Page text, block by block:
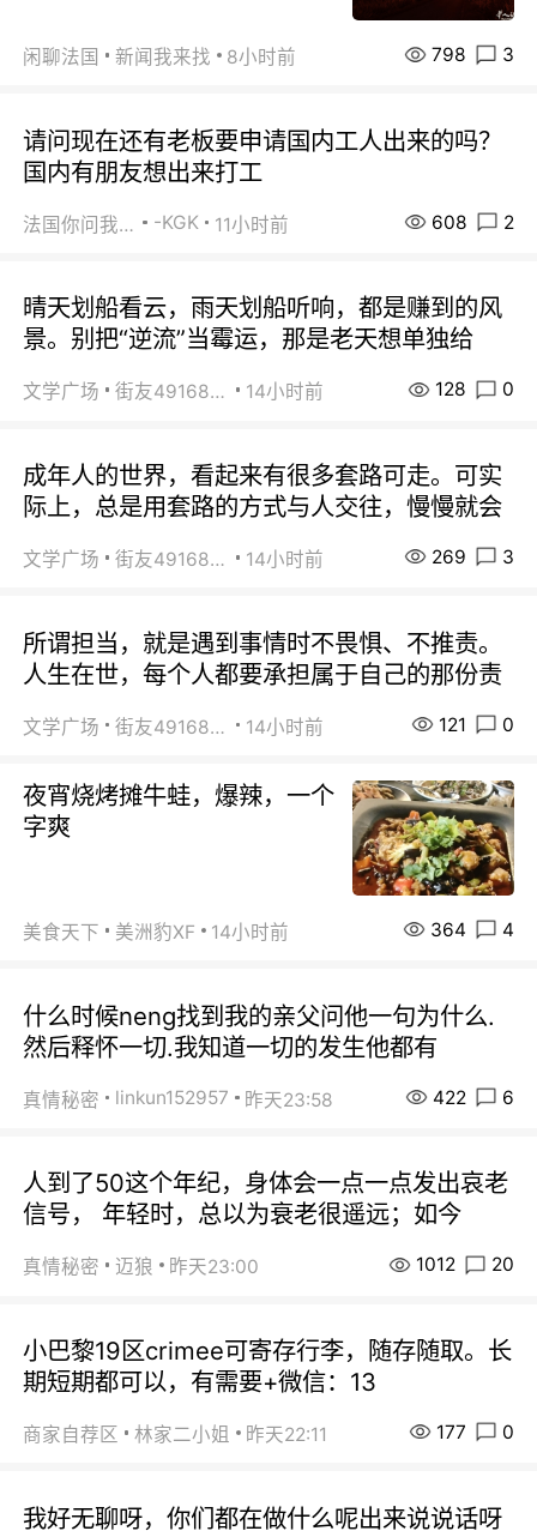
闲聊法国 新闻我来找 8小时前 798 3
请问现在还有老板要申请国内工人出来的吗？
国内有朋友想出来打工
法国你问我答 -KGK 11小时前 608 2
晴天划船看云，雨天划船听响，都是赚到的风
景。别把“逆流”当霉运，那是老天想单独给
文学广场 街友49168527 14小时前 128 0
成年人的世界，看起来有很多套路可走。可实
际上，总是用套路的方式与人交往，慢慢就会
文学广场 街友49168527 14小时前 269 3
所谓担当，就是遇到事情时不畏惧、不推责。
人生在世，每个人都要承担属于自己的那份责
文学广场 街友49168527 14小时前 121 0
夜宵烧烤摊牛蛙，爆辣，一个
字爽
美食天下 美洲豹XF 14小时前 364 4
什么时候neng找到我的亲父问他一句为什么.
然后释怀一切.我知道一切的发生他都有
真情秘密 linkun152957 昨天23:58 422 6
人到了50这个年纪，身体会一点一点发出哀老
信号， 年轻时，总以为衰老很遥远；如今
真情秘密 迈狼 昨天23:00 1012 20
小巴黎19区crimee可寄存行李，随存随取。长
期短期都可以，有需要+微信：13
商家自荐区 林家二小姐 昨天22:11 177 0
我好无聊呀，你们都在做什么呢出来说说话呀